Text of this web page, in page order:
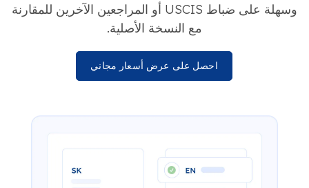
وسهلة على ضباط USCIS أو المراجعين الآخرين للمقارنة
مع النسخة الأصلية.
احصل على عرض أسعار مجاني